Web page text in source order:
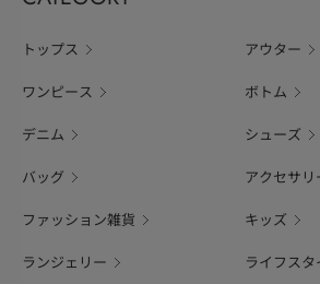
トップス アウター
ワンピース ボトム
デニム シューズ
バッグ アクセサリ
ファッション雑貨 キッズ
ランジェリー ライフスタ